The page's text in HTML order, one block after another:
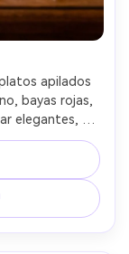
apilados
bayas rojas,
elegantes,
interior
intensos,
ar 4:5